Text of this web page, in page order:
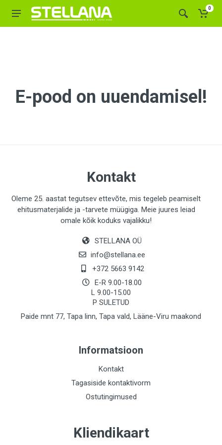
0
E-pood on uuendamisel!
Kontakt
Oleme 25. aastat tegutsev ettevõte, mis tegeleb peamiselt
ehitusmaterjalide ja -tarvete müügiga. Meie juures leiad
omale kõik koduks vajalikku!
STELLANA OÜ
info@stellana.ee
+372 5663 9142
E-R 9.00-18.00
L 9.00-15.00
P SULETUD
Paide mnt 77, Tapa linn, Tapa vald, Lääne-Viru maakond
Informatsioon
Kontakt
Tagasiside kontaktivorm
Ostutingimused
Kliendikaart